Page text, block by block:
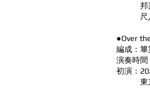
邦楽
尺八
●Over
編成：篳
演奏時間
初演：
東京